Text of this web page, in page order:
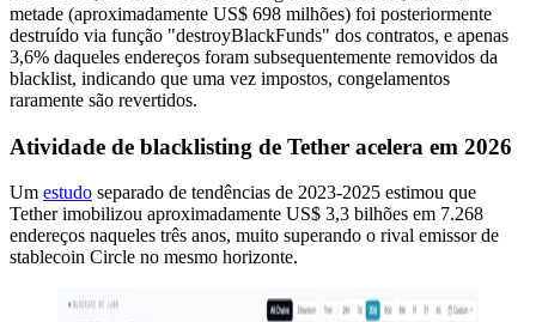
metade (aproximadamente US$ 698 milhões) foi posteriormente
destruído via função "destroyBlackFunds" dos contratos, e apenas
3,6% daqueles endereços foram subsequentemente removidos da
blacklist, indicando que uma vez impostos, congelamentos
raramente são revertidos.
Atividade de blacklisting de Tether acelera em 2026
Um estudo separado de tendências de 2023-2025 estimou que
Tether imobilizou aproximadamente US$ 3,3 bilhões em 7.268
endereços naqueles três anos, muito superando o rival emissor de
stablecoin Circle no mesmo horizonte.